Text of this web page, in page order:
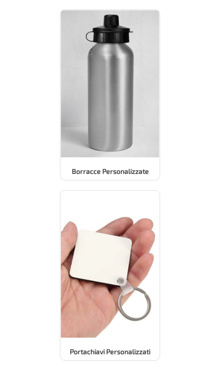
Borracce Personalizzate
Portachiavi Personalizzati